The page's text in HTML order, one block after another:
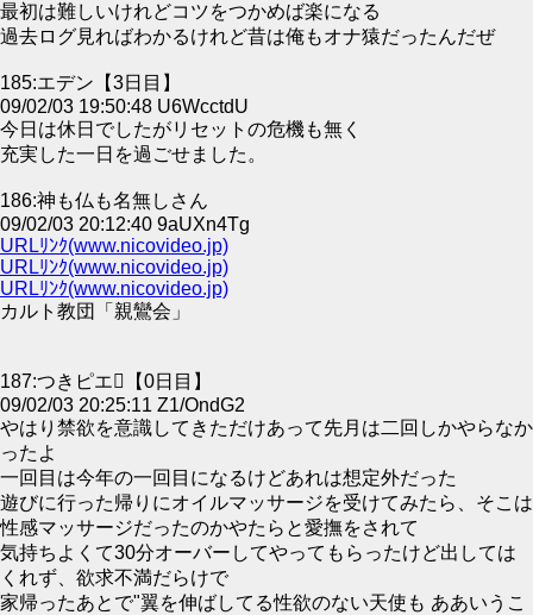
最初は難しいけれどコツをつかめば楽になる
過去ログ見ればわかるけれど昔は俺もオナ猿だったんだぜ
185:エデン【3日目】
09/02/03 19:50:48 U6WcctdU
今日は休日でしたがリセットの危機も無く
充実した一日を過ごせました。
186:神も仏も名無しさん
09/02/03 20:12:40 9aUXn4Tg
URLﾘﾝｸ(www.nicovideo.jp)
URLﾘﾝｸ(www.nicovideo.jp)
URLﾘﾝｸ(www.nicovideo.jp)
カルト教団「親鸞会」
187:つきピエ【0日目】
09/02/03 20:25:11 Z1/OndG2
やはり禁欲を意識してきただけあって先月は二回しかやらなか
ったよ
一回目は今年の一回目になるけどあれは想定外だった
遊びに行った帰りにオイルマッサージを受けてみたら、そこは
性感マッサージだったのかやたらと愛撫をされて
気持ちよくて30分オーバーしてやってもらったけど出しては
くれず、欲求不満だらけで
家帰ったあとで"翼を伸ばしてる性欲のない天使も ああいうこ